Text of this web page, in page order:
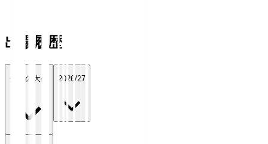
出場履歴
全ての大会 2026/27